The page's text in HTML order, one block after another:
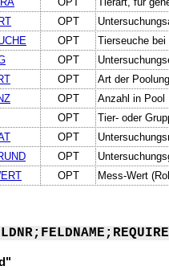
OPT
OPT
Tierseuche
OPT
OPT
Art der
OPT
Anzahl in Pool
OPT
Tier- oder
OPT
OPT
OPT Mess-Wert